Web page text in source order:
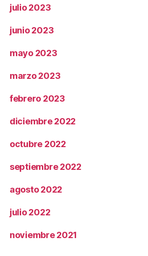
julio 2023
junio 2023
mayo 2023
marzo 2023
febrero 2023
diciembre 2022
octubre 2022
septiembre 2022
agosto 2022
julio 2022
noviembre 2021